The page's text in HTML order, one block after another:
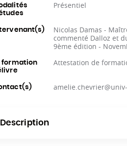
Présentiel
Nicolas Damas -
commenté Dalloz et
9ème édition -
formation
Attestation de
Description